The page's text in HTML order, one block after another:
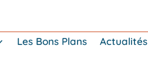
Les Bons Plans Actualités